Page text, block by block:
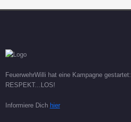
FeuerwehrWilli hat eine Kampagne gestartet:
RESPEKT...LOS!
Informiere Dich hier